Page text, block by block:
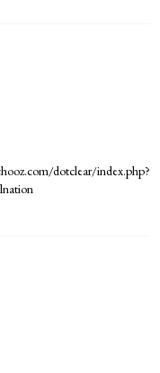
dotclear/index.php?